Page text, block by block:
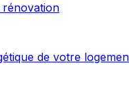
rénovation
de votre